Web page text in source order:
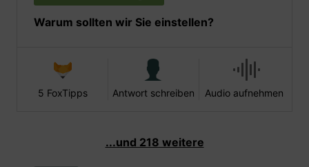
Warum sollten wir Sie einstellen?
5 FoxTipps Antwort schreiben Audio aufnehmen
...und 218 weitere